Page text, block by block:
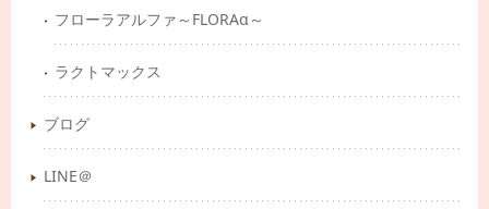
フローラアルファ～FLORAα～
ラクトマックス
ブログ
LINE＠